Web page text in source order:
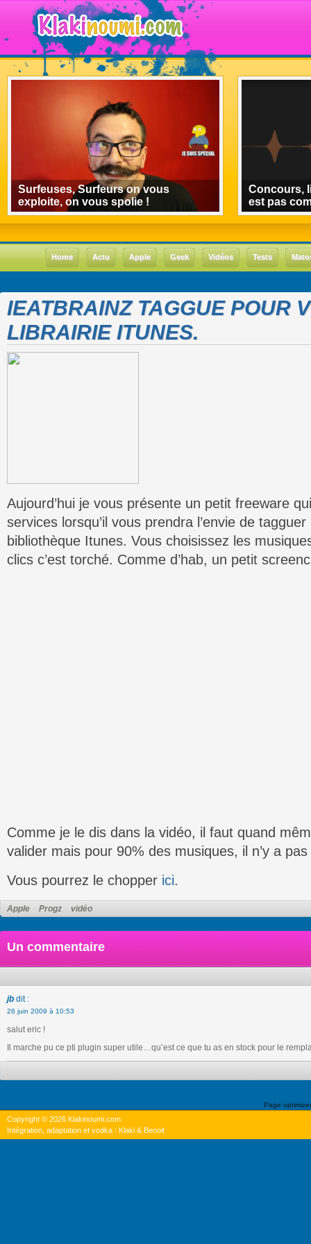
Surfeuses, Surfeurs on vous
exploite, on vous spolie !
Concours,
est pas
Home Actu Apple Geek Vidéos Tests
IEATBRAINZ TAGGUE POUR
LIBRAIRIE ITUNES.
Aujourd’hui je vous présente un petit freeware
services lorsqu’il vous prendra l’envie de
bibliothèque Itunes. Vous choisissez les
clics c’est torché. Comme d’hab, un petit
Comme je le dis dans la vidéo, il faut quand
valider mais pour 90% des musiques, il n’y a
Vous pourrez le chopper ici.
Apple Progz vidéo
Un commentaire
jb dit :
26 juin 2009 à 10:53
salut eric !
Il marche pu ce pti plugin super utile…qu’est ce que tu as en stock pour le
Page
Copyright © 2026 Klakinoumi.com
Intégration, adaptation et vodka : Klaki & Benoit